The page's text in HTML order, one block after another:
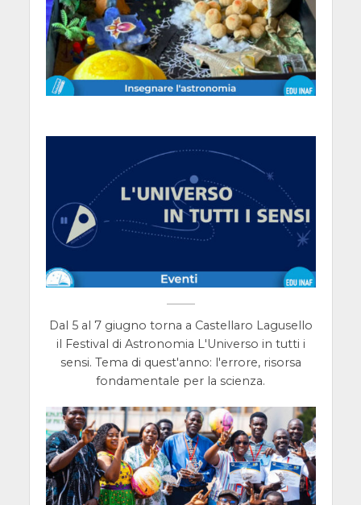
Dal 5 al 7 giugno torna a Castellaro Lagusello
il Festival di Astronomia L'Universo in tutti i
sensi. Tema di quest'anno: l'errore, risorsa
fondamentale per la scienza.